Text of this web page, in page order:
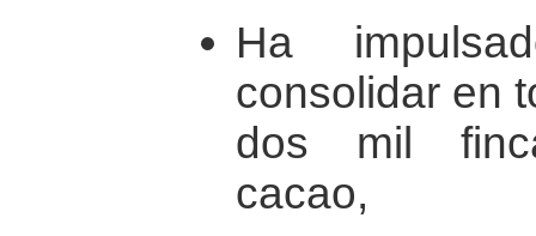
Ha
consolidar en
dos mil
cacao,